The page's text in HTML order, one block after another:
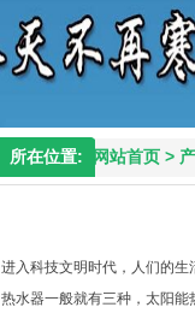
所在位置: 网站首页 >
进入科技文明时代，人们的
热水器一般就有三种，太阳